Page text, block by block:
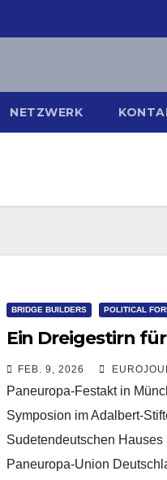
NETZWERK
BRIDGE BUILDERS POLITICAL
Ein Dreigestirn
FEB. 9, 2026
Paneuropa-Festakt in
Symposion im Adalbert-
Sudetendeutschen
Paneuropa-Union